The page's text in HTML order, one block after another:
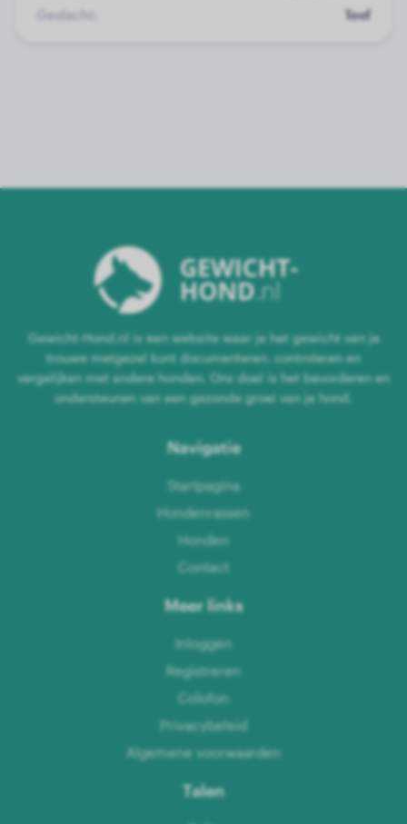
Geslacht:
Teef
Gewicht-Hond.nl is een website waar je het gewicht van je
trouwe metgezel kunt documenteren, controleren en
vergelijken met andere honden. Ons doel is het bevorderen en
ondersteunen van een gezonde groei van je hond.
Navigatie
Startpagina
Hondenrassen
Honden
Contact
Meer links
Inloggen
Registreren
Colofon
Privacybeleid
Algemene voorwaarden
Talen